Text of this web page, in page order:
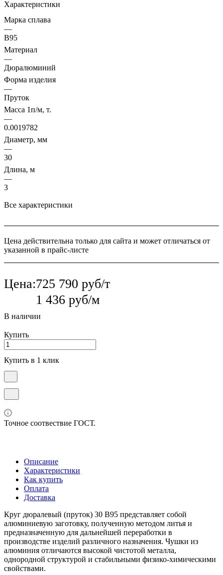
Характеристики
Марка сплава
—
В95
Материал
—
Дюралюминий
Форма изделия
—
Пруток
Масса 1п/м, т.
—
0.0019782
Диаметр, мм
—
30
Длина, м
—
3
Все характеристики
Цена действительна только для сайта и может отличаться от
указанной в прайс-листе
Цена:725 790 руб/т
1 436 руб/м
В наличии
Купить
Купить в 1 клик
Точное соотвествие ГОСТ.
Описание
Характеристики
Как купить
Оплата
Доставка
Круг дюралевый (пруток) 30 В95 представляет собой
алюминиевую заготовку, полученную методом литья и
предназначенную для дальнейшей переработки в
производстве изделий различного назначения. Чушки из
алюминия отличаются высокой чистотой металла,
однородной структурой и стабильными физико-химическими
свойствами.